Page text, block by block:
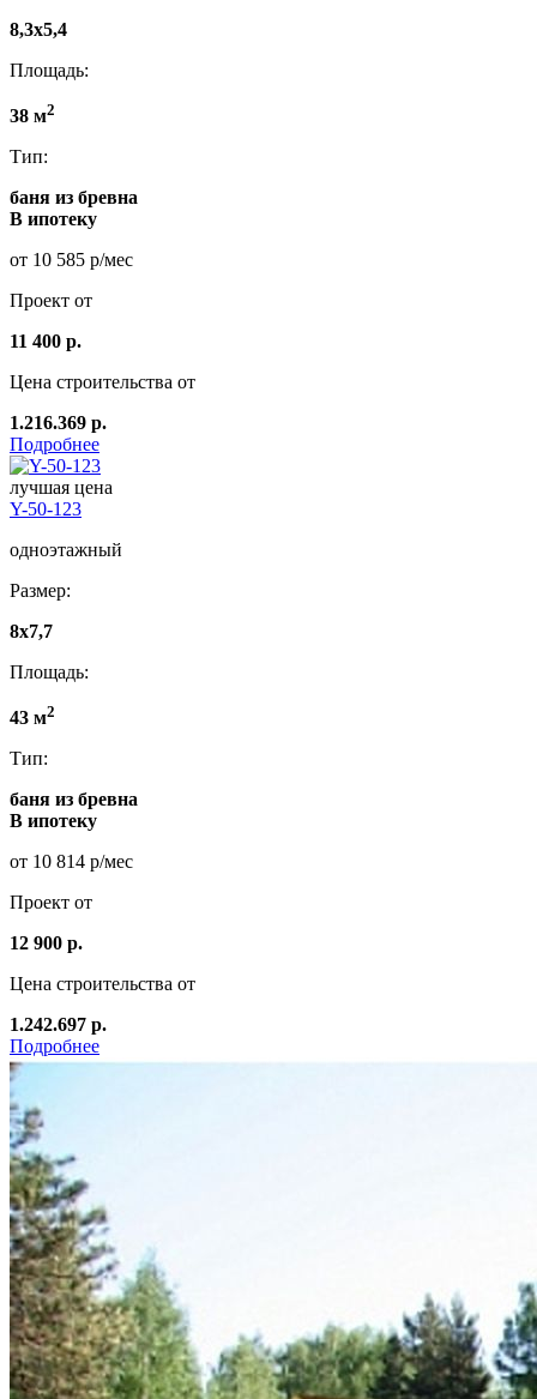
8,3x5,4
Площадь:
38 м2
Тип:
баня из бревна
В ипотеку
от 10 585 р/мес
Проект от
11 400 р.
Цена строительства от
1.216.369 р.
Подробнее
лучшая цена
Y-50-123
одноэтажный
Размер:
8x7,7
Площадь:
43 м2
Тип:
баня из бревна
В ипотеку
от 10 814 р/мес
Проект от
12 900 р.
Цена строительства от
1.242.697 р.
Подробнее